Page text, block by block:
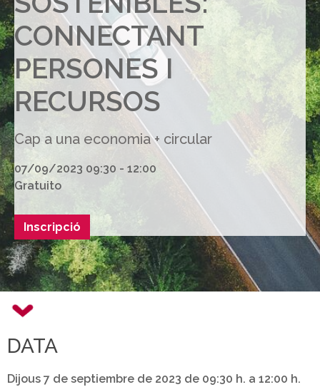
CONNECTANT
PERSONES I
RECURSOS
Cap a una economia + circular
07/09/2023 09:30 - 12:00
Gratuito
Inscripció
DATA
Dijous 7 de septiembre de 2023 de 09:30 h. a 12:00 h.